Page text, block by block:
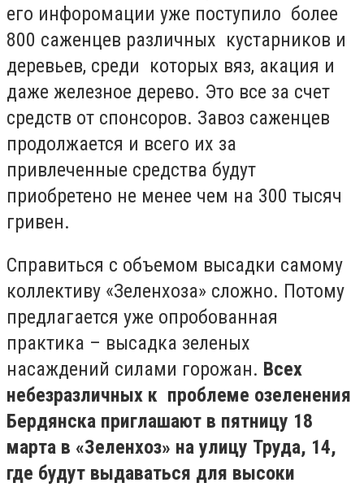
его инфоромации уже поступило более
800 саженцев различных кустарников и
деревьев, среди которых вяз, акация и
даже железное дерево. Это все за счет
средств от спонсоров. Завоз саженцев
продолжается и всего их за
привлеченные средства будут
приобретено не менее чем на 300 тысяч
гривен.
Справиться с объемом высадки самому
коллективу «Зеленхоза» сложно. Потому
предлагается уже опробованная
практика – высадка зеленых
насаждений силами горожан. Всех
небезразличных к проблеме озеленения
Бердянска приглашают в пятницу 18
марта в «Зеленхоз» на улицу Труда, 14,
где будут выдаваться для высоки